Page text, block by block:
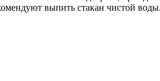
выпить стакан чистой воды.